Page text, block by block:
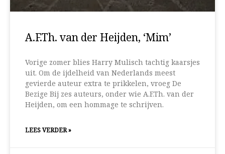
A.F.Th. van der Heijden, ‘Mim’
Vorige zomer blies Harry Mulisch tachtig kaarsjes
uit. Om de ijdelheid van Nederlands meest
gevierde auteur extra te prikkelen, vroeg De
Bezige Bij zes auteurs, onder wie A.F.Th. van der
Heijden, om een hommage te schrijven.
LEES VERDER »